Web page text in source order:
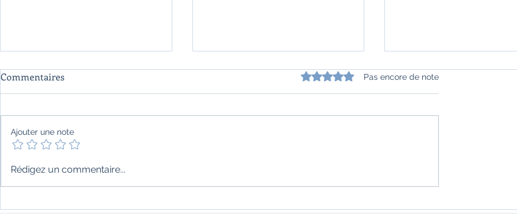
"Itihasa" de Aatish Taseer
Parini Shroff
de Nilanjana S. Roy
Commentaires Noté 0 étoile sur 5.Pas encore de note
Ajouter une note
Rédigez un commentaire...